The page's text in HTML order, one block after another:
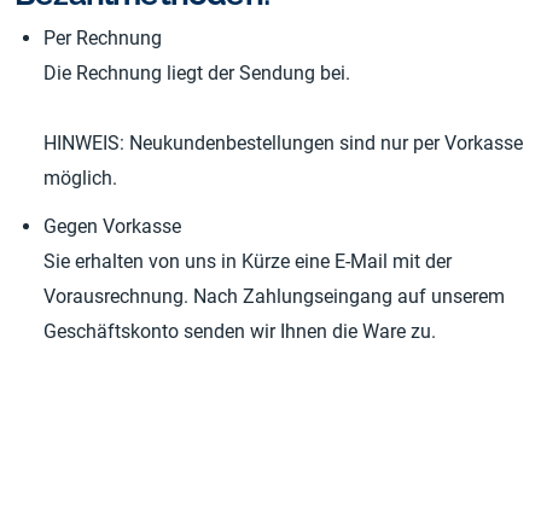
Per Rechnung
Die Rechnung liegt der Sendung bei.
HINWEIS: Neukundenbestellungen sind nur per Vorkasse
möglich.
Gegen Vorkasse
Sie erhalten von uns in Kürze eine E-Mail mit der
Vorausrechnung. Nach Zahlungseingang auf unserem
Geschäftskonto senden wir Ihnen die Ware zu.